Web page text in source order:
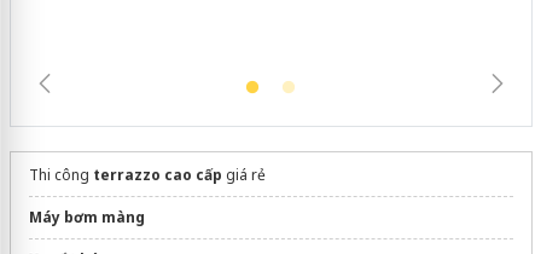
Thi công terrazzo cao cấp giá rẻ
Máy bơm màng